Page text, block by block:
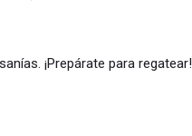
¡Prepárate para regatear!